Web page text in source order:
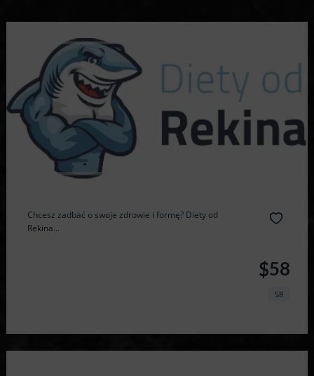
Chcesz zadbać o swoje zdrowie i formę? Diety od
Rekina...
$58
58